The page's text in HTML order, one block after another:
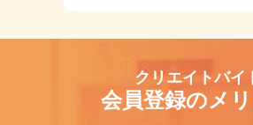
クリエイトバイ
会員登録のメ